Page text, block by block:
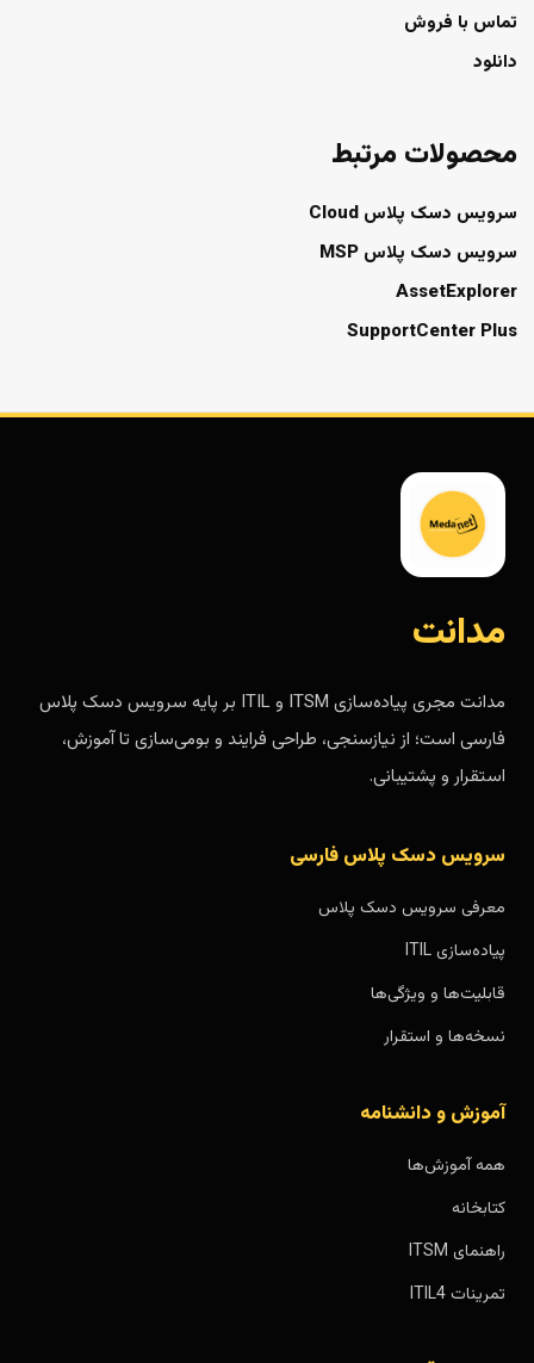
تماس با فروش
دانلود
محصولات مرتبط
سرویس دسک پلاس Cloud
سرویس دسک پلاس MSP
AssetExplorer
SupportCenter Plus
مدانت
مدانت مجری پیاده‌سازی ITSM و ITIL بر پایه سرویس دسک پلاس
فارسی است؛ از نیازسنجی، طراحی فرایند و بومی‌سازی تا آموزش،
استقرار و پشتیبانی.
سرویس دسک پلاس فارسی
معرفی سرویس دسک پلاس
پیاده‌سازی ITIL
قابلیت‌ها و ویژگی‌ها
نسخه‌ها و استقرار
آموزش و دانشنامه
همه آموزش‌ها
کتابخانه
راهنمای ITSM
تمرینات ITIL4